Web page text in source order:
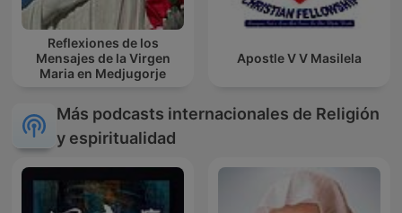
Reflexiones de los
Mensajes de la Virgen
Maria en Medjugorje
Apostle V V Masilela
Más podcasts internacionales de Religión
y espiritualidad